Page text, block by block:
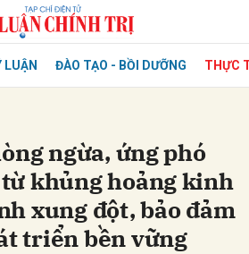
LUẬN ĐÀO TẠO - BỒI DƯỠNG THỰC
ngừa, ứng phó
khủng hoảng kinh
xung đột, bảo đảm
triển bền vững